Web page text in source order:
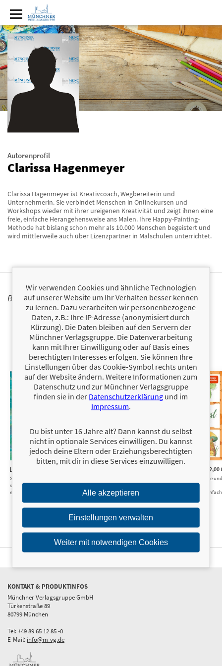
Autorenprofil
Clarissa Hagenmeyer
Clarissa Hagenmeyer ist Kreativcoach, Wegbereiterin und
Unternehmerin. Sie verbindet Menschen in Onlinekursen und
Workshops wieder mit ihrer ureigenen Kreativität und zeigt ihnen eine
freie, einfache Herangehensweise ans Malen. Ihre Happy-Painting-
Methode hat bislang schon mehr als 10.000 Menschen begeistert und
wird mittlerweile auch über Lizenzpartner in Malschulen unterrichtet.
BÜCHER
Happy Summer
Sonne, Strand und Eis –
sommerliche Motive ganz
einfach malen
Familie und Freunde malen
– ganz einfach
12,00
Bunte Blätter, Kürbisse und
kleine Monster –
Herbstmotive ganz einfach
KONTAKT & PRODUKTINFOS
Münchner Verlagsgruppe GmbH
Türkenstraße 89
80799 München
Tel: +49 89 65 12 85 -0
E-Mail: info@m-vg.de
Wir verwenden Cookies und ähnliche Technologien
auf unserer Website um Ihr Verhalten besser kennen
zu lernen. Dazu verarbeiten wir personenbezogene
Daten, z.B.: Ihre IP-Adresse (anonymisiert durch
Kürzung). Die Daten bleiben auf den Servern der
Münchner Verlagsgruppe. Die Datenverarbeitung
kann mit Ihrer Einwilligung oder auf Basis eines
berechtigten Interesses erfolgen. Sie können Ihre
Einstellungen über das Cookie-Symbol rechts unten
auf der Website ändern. Weitere Informationen zum
Datenschutz und zur Münchner Verlagsgruppe
finden sie in der Datenschutzerklärung und im
Impressum.
Du bist unter 16 Jahre alt? Dann kannst du selbst
nicht in optionale Services einwilligen. Du kannst
jedoch deine Eltern oder Erziehungsberechtigten
bitten, mit dir in diese Services einzuwilligen.
Alle akzeptieren
Einstellungen verwalten
Weiter mit notwendigen Cookies